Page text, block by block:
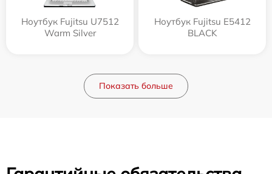
Ноутбук Fujitsu U7512
Warm Silver
Ноутбук Fujitsu E5412
BLACK
Показать больше